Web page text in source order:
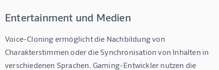
Entertainment und Medien
Voice-Cloning ermöglicht die Nachbildung von
Charakterstimmen oder die Synchronisation von Inhalten in
verschiedenen Sprachen. Gaming-Entwickler nutzen die